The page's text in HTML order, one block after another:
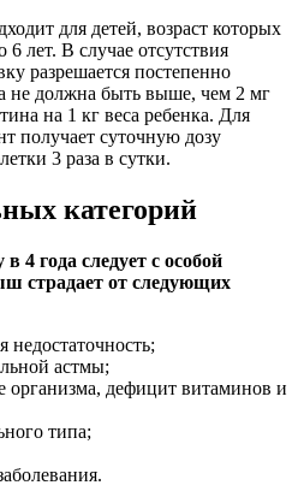
для детей, возраст которых
6 лет. В случае отсутствия
разрешается постепенно
не должна быть выше, чем 2 мг
на 1 кг веса ребенка. Для
получает суточную дозу
3 раза в сутки.
категорий
4 года следует с особой
страдает от следующих
недостаточность;
астмы;
организма, дефицит витаминов и
типа;